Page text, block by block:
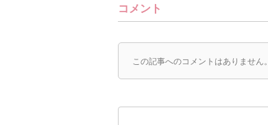
コメント
この記事へのコメントはありません。